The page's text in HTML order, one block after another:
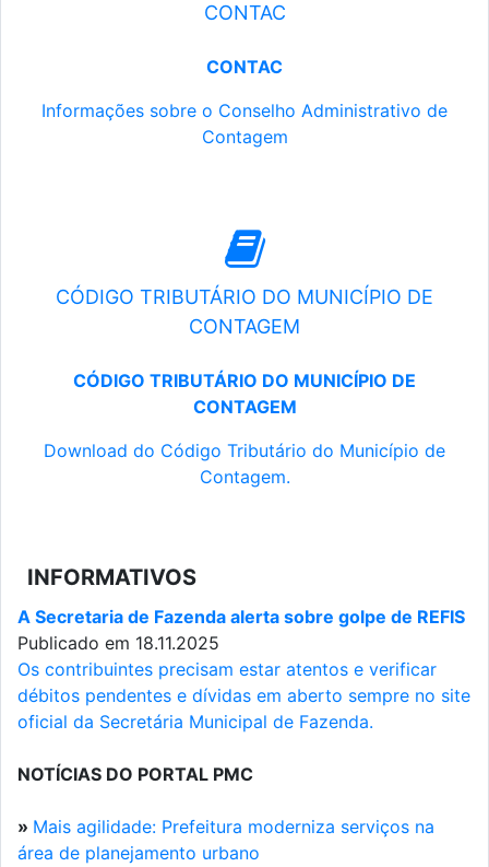
CONTAC
CONTAC
Informações sobre o Conselho Administrativo de
Contagem
CÓDIGO TRIBUTÁRIO DO MUNICÍPIO DE
CONTAGEM
CÓDIGO TRIBUTÁRIO DO MUNICÍPIO DE
CONTAGEM
Download do Código Tributário do Município de
Contagem.
INFORMATIVOS
A Secretaria de Fazenda alerta sobre golpe de REFIS
Publicado em 18.11.2025
Os contribuintes precisam estar atentos e verificar
débitos pendentes e dívidas em aberto sempre no site
oficial da Secretária Municipal de Fazenda.
NOTÍCIAS DO PORTAL PMC
» Mais agilidade: Prefeitura moderniza serviços na
área de planejamento urbano